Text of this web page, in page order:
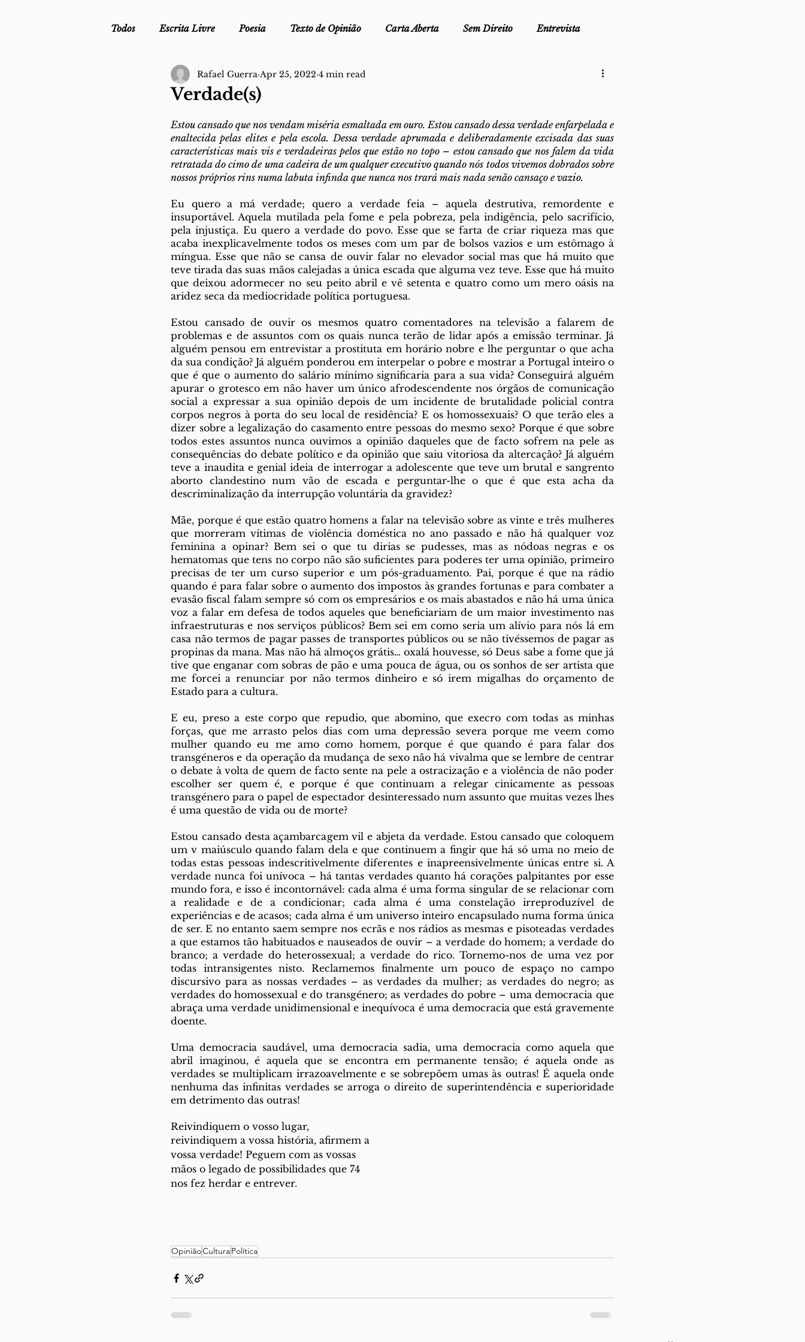
Todos Escrita Livre Poesia Texto de Opinião Carta Aberta Sem Direito Entrevista
Mergulho Profilático - Podcast Ofélia - Clube de Leitura Lembro-me que...
Mais Uma da Nova Escola da Lei Trocado por miúdos Dicionário Fora do Cartaz Direito ao Ponto
Sob Segredo de Justiça
Verdade(s)
Rafael Guerra Apr 25, 2022 4 min read
Estou cansado que nos vendam miséria esmaltada em ouro. Estou cansado dessa verdade enfarpelada e
enaltecida pelas elites e pela escola. Dessa verdade aprumada e deliberadamente excisada das suas
características mais vis e verdadeiras pelos que estão no topo – estou cansado que nos falem da vida
retratada do cimo de uma cadeira de um qualquer executivo quando nós todos vivemos dobrados sobre
nossos próprios rins numa labuta infinda que nunca nos trará mais nada senão cansaço e vazio.
Eu quero a má verdade; quero a verdade feia – aquela destrutiva, remordente e
insuportável. Aquela mutilada pela fome e pela pobreza, pela indigência, pelo sacrifício,
pela injustiça. Eu quero a verdade do povo. Esse que se farta de criar riqueza mas que
acaba inexplicavelmente todos os meses com um par de bolsos vazios e um estômago à
míngua. Esse que não se cansa de ouvir falar no elevador social mas que há muito que
teve tirada das suas mãos calejadas a única escada que alguma vez teve. Esse que há muito
que deixou adormecer no seu peito abril e vê setenta e quatro como um mero oásis na
aridez seca da mediocridade política portuguesa.
Estou cansado de ouvir os mesmos quatro comentadores na televisão a falarem de
problemas e de assuntos com os quais nunca terão de lidar após a emissão terminar. Já
alguém pensou em entrevistar a prostituta em horário nobre e lhe perguntar o que acha
da sua condição? Já alguém ponderou em interpelar o pobre e mostrar a Portugal inteiro o
que é que o aumento do salário mínimo significaria para a sua vida? Conseguirá alguém
apurar o grotesco em não haver um único afrodescendente nos órgãos de comunicação
social a expressar a sua opinião depois de um incidente de brutalidade policial contra
corpos negros à porta do seu local de residência? E os homossexuais? O que terão eles a
dizer sobre a legalização do casamento entre pessoas do mesmo sexo? Porque é que sobre
todos estes assuntos nunca ouvimos a opinião daqueles que de facto sofrem na pele as
consequências do debate político e da opinião que saiu vitoriosa da altercação? Já alguém
teve a inaudita e genial ideia de interrogar a adolescente que teve um brutal e sangrento
aborto clandestino num vão de escada e perguntar-lhe o que é que esta acha da
descriminalização da interrupção voluntária da gravidez?
Mãe, porque é que estão quatro homens a falar na televisão sobre as vinte e três mulheres
que morreram vítimas de violência doméstica no ano passado e não há qualquer voz
feminina a opinar? Bem sei o que tu dirias se pudesses, mas as nódoas negras e os
hematomas que tens no corpo não são suficientes para poderes ter uma opinião, primeiro
precisas de ter um curso superior e um pós-graduamento. Pai, porque é que na rádio
quando é para falar sobre o aumento dos impostos às grandes fortunas e para combater a
evasão fiscal falam sempre só com os empresários e os mais abastados e não há uma única
voz a falar em defesa de todos aqueles que beneficiariam de um maior investimento nas
infraestruturas e nos serviços públicos? Bem sei em como seria um alívio para nós lá em
casa não termos de pagar passes de transportes públicos ou se não tivéssemos de pagar as
propinas da mana. Mas não há almoços grátis… oxalá houvesse, só Deus sabe a fome que já
tive que enganar com sobras de pão e uma pouca de água, ou os sonhos de ser artista que
me forcei a renunciar por não termos dinheiro e só irem migalhas do orçamento de
Estado para a cultura.
E eu, preso a este corpo que repudio, que abomino, que execro com todas as minhas
forças, que me arrasto pelos dias com uma depressão severa porque me veem como
mulher quando eu me amo como homem, porque é que quando é para falar dos
transgéneros e da operação da mudança de sexo não há vivalma que se lembre de centrar
o debate à volta de quem de facto sente na pele a ostracização e a violência de não poder
escolher ser quem é, e porque é que continuam a relegar cinicamente as pessoas
transgénero para o papel de espectador desinteressado num assunto que muitas vezes lhes
é uma questão de vida ou de morte?
Estou cansado desta açambarcagem vil e abjeta da verdade. Estou cansado que coloquem
um v maiúsculo quando falam dela e que continuem a fingir que há só uma no meio de
todas estas pessoas indescritivelmente diferentes e inapreensivelmente únicas entre si. A
verdade nunca foi unívoca – há tantas verdades quanto há corações palpitantes por esse
mundo fora, e isso é incontornável: cada alma é uma forma singular de se relacionar com
a realidade e de a condicionar; cada alma é uma constelação irreproduzível de
experiências e de acasos; cada alma é um universo inteiro encapsulado numa forma única
de ser. E no entanto saem sempre nos ecrãs e nos rádios as mesmas e pisoteadas verdades
a que estamos tão habituados e nauseados de ouvir – a verdade do homem; a verdade do
branco; a verdade do heterossexual; a verdade do rico. Tornemo-nos de uma vez por
todas intransigentes nisto. Reclamemos finalmente um pouco de espaço no campo
discursivo para as nossas verdades – as verdades da mulher; as verdades do negro; as
verdades do homossexual e do transgénero; as verdades do pobre – uma democracia que
abraça uma verdade unidimensional e inequívoca é uma democracia que está gravemente
doente.
Uma democracia saudável, uma democracia sadia, uma democracia como aquela que
abril imaginou, é aquela que se encontra em permanente tensão; é aquela onde as
verdades se multiplicam irrazoavelmente e se sobrepõem umas às outras! É aquela onde
nenhuma das infinitas verdades se arroga o direito de superintendência e superioridade
em detrimento das outras!
Reivindiquem o vosso lugar,
reivindiquem a vossa história, afirmem a
vossa verdade! Peguem com as vossas
mãos o legado de possibilidades que 74
nos fez herdar e entrever.
OpiniãoCulturaPolítica